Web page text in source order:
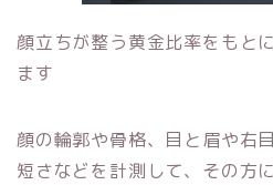
顔立ちが整う黄金比率をもと
ます
顔の輪郭や骨格、目と眉や右
短さなどを計測して、その方